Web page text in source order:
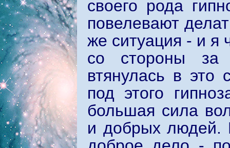
своего рода
повелевают
же ситуация - и я
со стороны
втянулась в это
под этого
большая сила
и добрых людей.